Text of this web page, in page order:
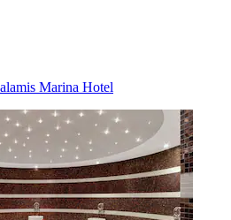
Marina Hotel